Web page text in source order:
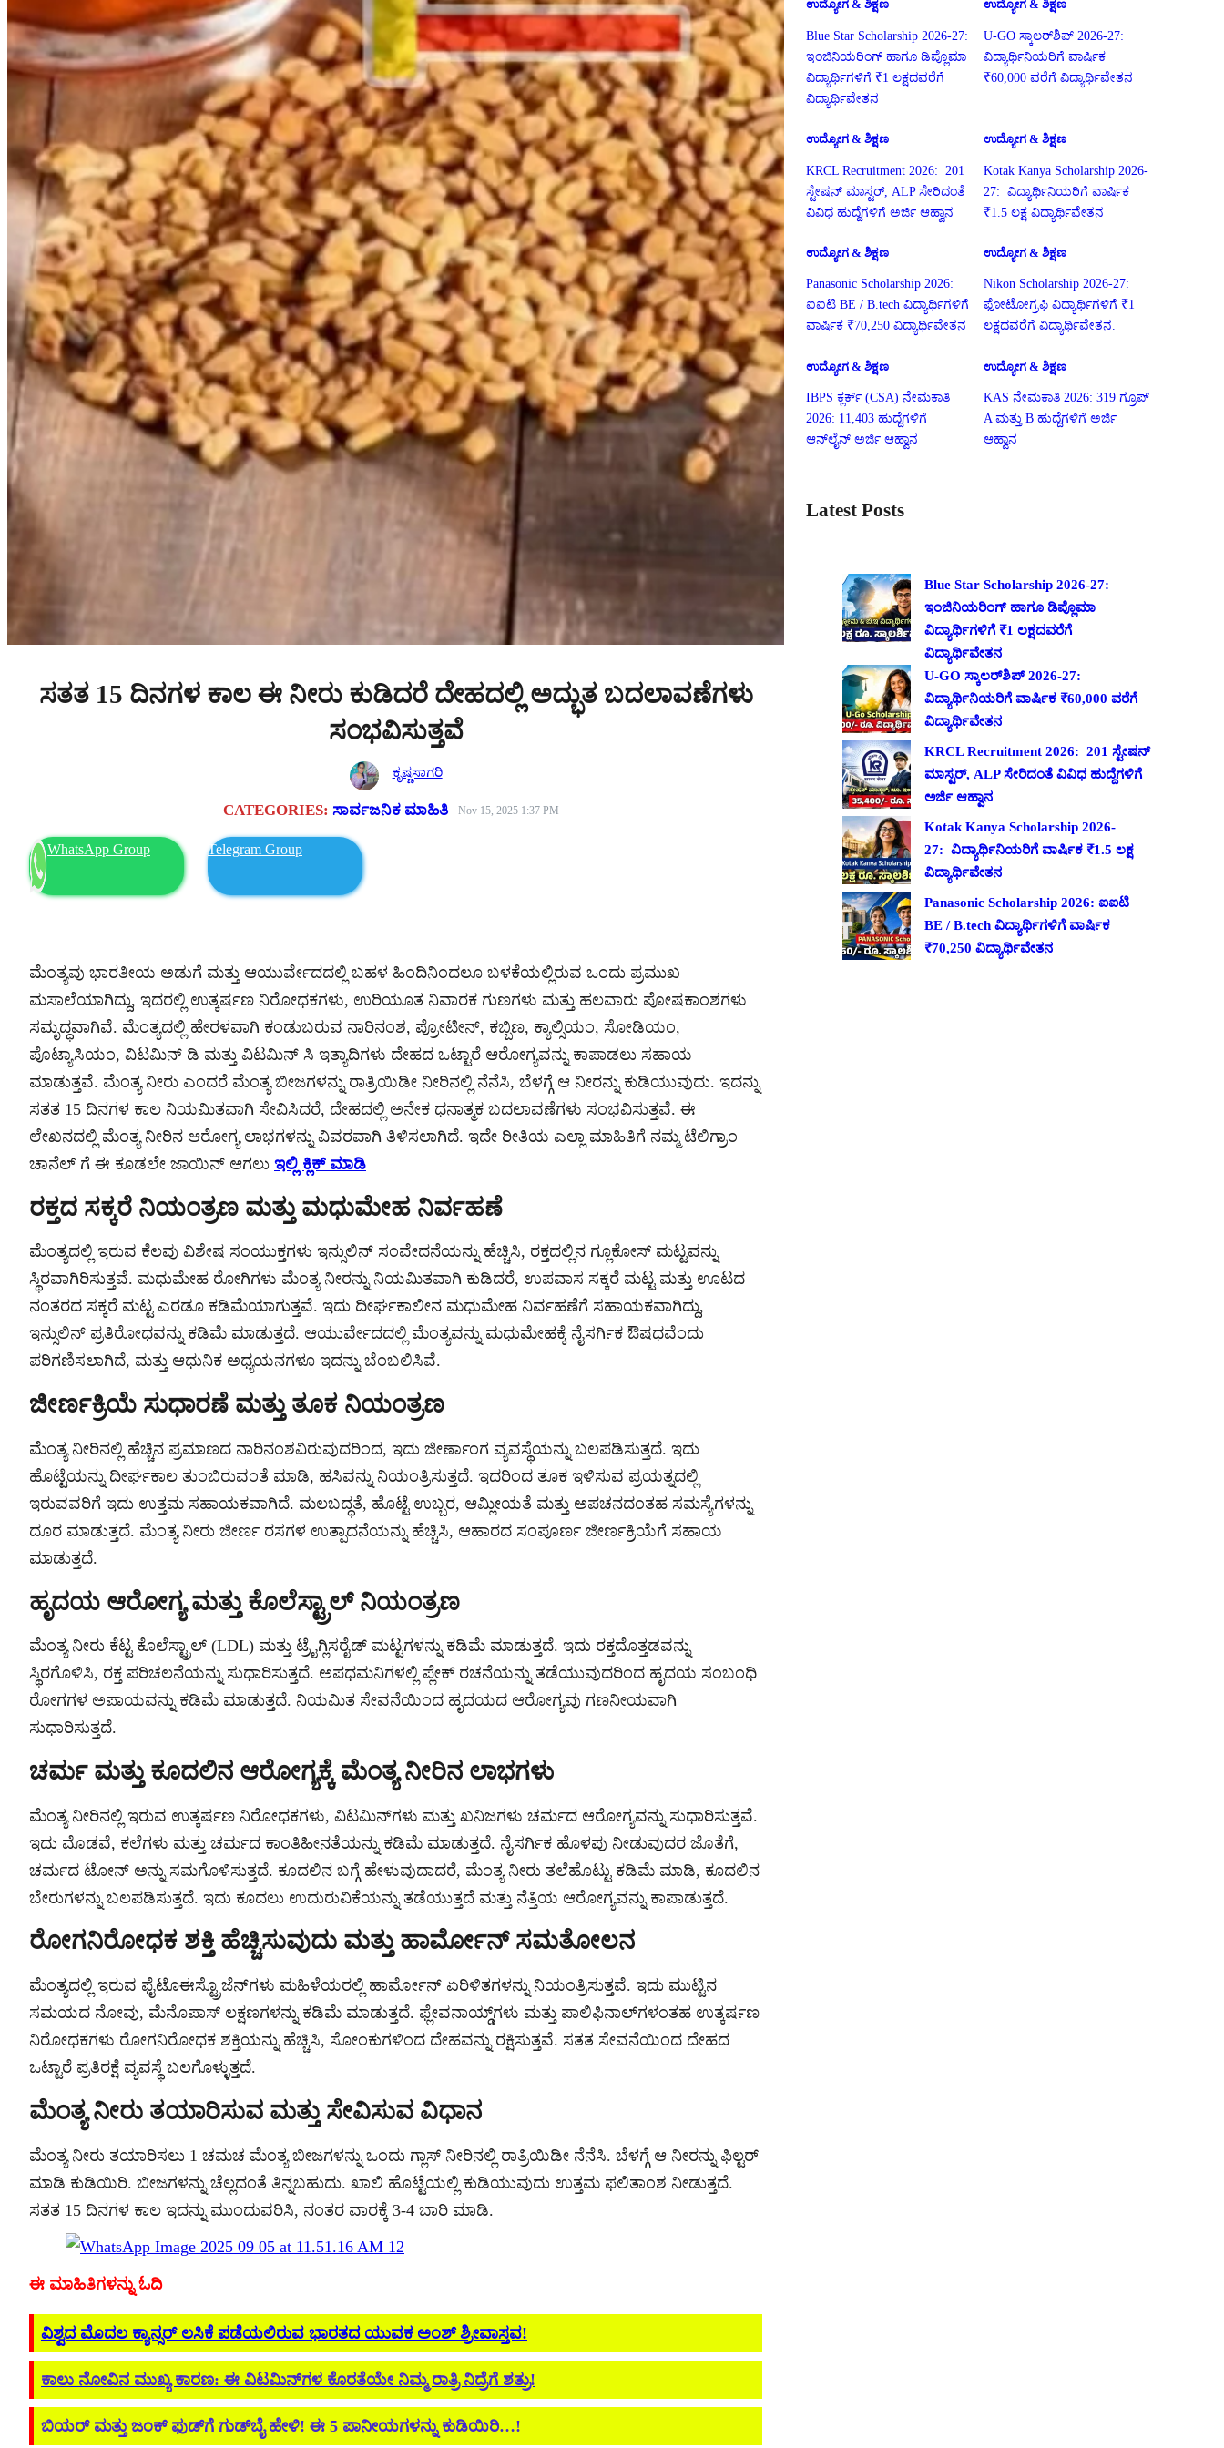
ಸತತ 15 ದಿನಗಳ ಕಾಲ ಈ ನೀರು ಕುಡಿದರೆ ದೇಹದಲ್ಲಿ ಅದ್ಭುತ ಬದಲಾವಣೆಗಳು
ಸಂಭವಿಸುತ್ತವೆ
ಕೃಷ್ಣಸಾಗರಿ
CATEGORIES: ಸಾರ್ವಜನಿಕ ಮಾಹಿತಿ Nov 15, 2025 1:37 PM
WhatsApp Group Telegram Group
ಮೆಂತ್ಯವು ಭಾರತೀಯ ಅಡುಗೆ ಮತ್ತು ಆಯುರ್ವೇದದಲ್ಲಿ ಬಹಳ ಹಿಂದಿನಿಂದಲೂ ಬಳಕೆಯಲ್ಲಿರುವ ಒಂದು ಪ್ರಮುಖ
ಮಸಾಲೆಯಾಗಿದ್ದು, ಇದರಲ್ಲಿ ಉತ್ಕರ್ಷಣ ನಿರೋಧಕಗಳು, ಉರಿಯೂತ ನಿವಾರಕ ಗುಣಗಳು ಮತ್ತು ಹಲವಾರು ಪೋಷಕಾಂಶಗಳು
ಸಮೃದ್ಧವಾಗಿವೆ. ಮೆಂತ್ಯದಲ್ಲಿ ಹೇರಳವಾಗಿ ಕಂಡುಬರುವ ನಾರಿನಂಶ, ಪ್ರೋಟೀನ್, ಕಬ್ಬಿಣ, ಕ್ಯಾಲ್ಸಿಯಂ, ಸೋಡಿಯಂ,
ಪೊಟ್ಯಾಸಿಯಂ, ವಿಟಮಿನ್ ಡಿ ಮತ್ತು ವಿಟಮಿನ್ ಸಿ ಇತ್ಯಾದಿಗಳು ದೇಹದ ಒಟ್ಟಾರೆ ಆರೋಗ್ಯವನ್ನು ಕಾಪಾಡಲು ಸಹಾಯ
ಮಾಡುತ್ತವೆ. ಮೆಂತ್ಯ ನೀರು ಎಂದರೆ ಮೆಂತ್ಯ ಬೀಜಗಳನ್ನು ರಾತ್ರಿಯಿಡೀ ನೀರಿನಲ್ಲಿ ನೆನೆಸಿ, ಬೆಳಗ್ಗೆ ಆ ನೀರನ್ನು ಕುಡಿಯುವುದು. ಇದನ್ನು
ಸತತ 15 ದಿನಗಳ ಕಾಲ ನಿಯಮಿತವಾಗಿ ಸೇವಿಸಿದರೆ, ದೇಹದಲ್ಲಿ ಅನೇಕ ಧನಾತ್ಮಕ ಬದಲಾವಣೆಗಳು ಸಂಭವಿಸುತ್ತವೆ. ಈ
ಲೇಖನದಲ್ಲಿ ಮೆಂತ್ಯ ನೀರಿನ ಆರೋಗ್ಯ ಲಾಭಗಳನ್ನು ವಿವರವಾಗಿ ತಿಳಿಸಲಾಗಿದೆ. ಇದೇ ರೀತಿಯ ಎಲ್ಲಾ ಮಾಹಿತಿಗೆ ನಮ್ಮ ಟೆಲಿಗ್ರಾಂ
ಚಾನೆಲ್ ಗೆ ಈ ಕೂಡಲೇ ಜಾಯಿನ್ ಆಗಲು ಇಲ್ಲಿ ಕ್ಲಿಕ್ ಮಾಡಿ
ರಕ್ತದ ಸಕ್ಕರೆ ನಿಯಂತ್ರಣ ಮತ್ತು ಮಧುಮೇಹ ನಿರ್ವಹಣೆ
ಮೆಂತ್ಯದಲ್ಲಿ ಇರುವ ಕೆಲವು ವಿಶೇಷ ಸಂಯುಕ್ತಗಳು ಇನ್ಸುಲಿನ್ ಸಂವೇದನೆಯನ್ನು ಹೆಚ್ಚಿಸಿ, ರಕ್ತದಲ್ಲಿನ ಗ್ಲೂಕೋಸ್ ಮಟ್ಟವನ್ನು
ಸ್ಥಿರವಾಗಿರಿಸುತ್ತವೆ. ಮಧುಮೇಹ ರೋಗಿಗಳು ಮೆಂತ್ಯ ನೀರನ್ನು ನಿಯಮಿತವಾಗಿ ಕುಡಿದರೆ, ಉಪವಾಸ ಸಕ್ಕರೆ ಮಟ್ಟ ಮತ್ತು ಊಟದ
ನಂತರದ ಸಕ್ಕರೆ ಮಟ್ಟ ಎರಡೂ ಕಡಿಮೆಯಾಗುತ್ತವೆ. ಇದು ದೀರ್ಘಕಾಲೀನ ಮಧುಮೇಹ ನಿರ್ವಹಣೆಗೆ ಸಹಾಯಕವಾಗಿದ್ದು,
ಇನ್ಸುಲಿನ್ ಪ್ರತಿರೋಧವನ್ನು ಕಡಿಮೆ ಮಾಡುತ್ತದೆ. ಆಯುರ್ವೇದದಲ್ಲಿ ಮೆಂತ್ಯವನ್ನು ಮಧುಮೇಹಕ್ಕೆ ನೈಸರ್ಗಿಕ ಔಷಧವೆಂದು
ಪರಿಗಣಿಸಲಾಗಿದೆ, ಮತ್ತು ಆಧುನಿಕ ಅಧ್ಯಯನಗಳೂ ಇದನ್ನು ಬೆಂಬಲಿಸಿವೆ.
ಜೀರ್ಣಕ್ರಿಯೆ ಸುಧಾರಣೆ ಮತ್ತು ತೂಕ ನಿಯಂತ್ರಣ
ಮೆಂತ್ಯ ನೀರಿನಲ್ಲಿ ಹೆಚ್ಚಿನ ಪ್ರಮಾಣದ ನಾರಿನಂಶವಿರುವುದರಿಂದ, ಇದು ಜೀರ್ಣಾಂಗ ವ್ಯವಸ್ಥೆಯನ್ನು ಬಲಪಡಿಸುತ್ತದೆ. ಇದು
ಹೊಟ್ಟೆಯನ್ನು ದೀರ್ಘಕಾಲ ತುಂಬಿರುವಂತೆ ಮಾಡಿ, ಹಸಿವನ್ನು ನಿಯಂತ್ರಿಸುತ್ತದೆ. ಇದರಿಂದ ತೂಕ ಇಳಿಸುವ ಪ್ರಯತ್ನದಲ್ಲಿ
ಇರುವವರಿಗೆ ಇದು ಉತ್ತಮ ಸಹಾಯಕವಾಗಿದೆ. ಮಲಬದ್ಧತೆ, ಹೊಟ್ಟೆ ಉಬ್ಬರ, ಆಮ್ಲೀಯತೆ ಮತ್ತು ಅಪಚನದಂತಹ ಸಮಸ್ಯೆಗಳನ್ನು
ದೂರ ಮಾಡುತ್ತದೆ. ಮೆಂತ್ಯ ನೀರು ಜೀರ್ಣ ರಸಗಳ ಉತ್ಪಾದನೆಯನ್ನು ಹೆಚ್ಚಿಸಿ, ಆಹಾರದ ಸಂಪೂರ್ಣ ಜೀರ್ಣಕ್ರಿಯೆಗೆ ಸಹಾಯ
ಮಾಡುತ್ತದೆ.
ಹೃದಯ ಆರೋಗ್ಯ ಮತ್ತು ಕೊಲೆಸ್ಟ್ರಾಲ್ ನಿಯಂತ್ರಣ
ಮೆಂತ್ಯ ನೀರು ಕೆಟ್ಟ ಕೊಲೆಸ್ಟ್ರಾಲ್ (LDL) ಮತ್ತು ಟ್ರೈಗ್ಲಿಸರೈಡ್ ಮಟ್ಟಗಳನ್ನು ಕಡಿಮೆ ಮಾಡುತ್ತದೆ. ಇದು ರಕ್ತದೊತ್ತಡವನ್ನು
ಸ್ಥಿರಗೊಳಿಸಿ, ರಕ್ತ ಪರಿಚಲನೆಯನ್ನು ಸುಧಾರಿಸುತ್ತದೆ. ಅಪಧಮನಿಗಳಲ್ಲಿ ಪ್ಲೇಕ್ ರಚನೆಯನ್ನು ತಡೆಯುವುದರಿಂದ ಹೃದಯ ಸಂಬಂಧಿ
ರೋಗಗಳ ಅಪಾಯವನ್ನು ಕಡಿಮೆ ಮಾಡುತ್ತದೆ. ನಿಯಮಿತ ಸೇವನೆಯಿಂದ ಹೃದಯದ ಆರೋಗ್ಯವು ಗಣನೀಯವಾಗಿ
ಸುಧಾರಿಸುತ್ತದೆ.
ಚರ್ಮ ಮತ್ತು ಕೂದಲಿನ ಆರೋಗ್ಯಕ್ಕೆ ಮೆಂತ್ಯ ನೀರಿನ ಲಾಭಗಳು
ಮೆಂತ್ಯ ನೀರಿನಲ್ಲಿ ಇರುವ ಉತ್ಕರ್ಷಣ ನಿರೋಧಕಗಳು, ವಿಟಮಿನ್‌ಗಳು ಮತ್ತು ಖನಿಜಗಳು ಚರ್ಮದ ಆರೋಗ್ಯವನ್ನು ಸುಧಾರಿಸುತ್ತವೆ.
ಇದು ಮೊಡವೆ, ಕಲೆಗಳು ಮತ್ತು ಚರ್ಮದ ಕಾಂತಿಹೀನತೆಯನ್ನು ಕಡಿಮೆ ಮಾಡುತ್ತದೆ. ನೈಸರ್ಗಿಕ ಹೊಳಪು ನೀಡುವುದರ ಜೊತೆಗೆ,
ಚರ್ಮದ ಟೋನ್ ಅನ್ನು ಸಮಗೊಳಿಸುತ್ತದೆ. ಕೂದಲಿನ ಬಗ್ಗೆ ಹೇಳುವುದಾದರೆ, ಮೆಂತ್ಯ ನೀರು ತಲೆಹೊಟ್ಟು ಕಡಿಮೆ ಮಾಡಿ, ಕೂದಲಿನ
ಬೇರುಗಳನ್ನು ಬಲಪಡಿಸುತ್ತದೆ. ಇದು ಕೂದಲು ಉದುರುವಿಕೆಯನ್ನು ತಡೆಯುತ್ತದೆ ಮತ್ತು ನೆತ್ತಿಯ ಆರೋಗ್ಯವನ್ನು ಕಾಪಾಡುತ್ತದೆ.
ರೋಗನಿರೋಧಕ ಶಕ್ತಿ ಹೆಚ್ಚಿಸುವುದು ಮತ್ತು ಹಾರ್ಮೋನ್ ಸಮತೋಲನ
ಮೆಂತ್ಯದಲ್ಲಿ ಇರುವ ಫೈಟೊಈಸ್ಟ್ರೊಜೆನ್‌ಗಳು ಮಹಿಳೆಯರಲ್ಲಿ ಹಾರ್ಮೋನ್ ಏರಿಳಿತಗಳನ್ನು ನಿಯಂತ್ರಿಸುತ್ತವೆ. ಇದು ಮುಟ್ಟಿನ
ಸಮಯದ ನೋವು, ಮೆನೊಪಾಸ್ ಲಕ್ಷಣಗಳನ್ನು ಕಡಿಮೆ ಮಾಡುತ್ತದೆ. ಫ್ಲೇವನಾಯ್ಡ್‌ಗಳು ಮತ್ತು ಪಾಲಿಫಿನಾಲ್‌ಗಳಂತಹ ಉತ್ಕರ್ಷಣ
ನಿರೋಧಕಗಳು ರೋಗನಿರೋಧಕ ಶಕ್ತಿಯನ್ನು ಹೆಚ್ಚಿಸಿ, ಸೋಂಕುಗಳಿಂದ ದೇಹವನ್ನು ರಕ್ಷಿಸುತ್ತವೆ. ಸತತ ಸೇವನೆಯಿಂದ ದೇಹದ
ಒಟ್ಟಾರೆ ಪ್ರತಿರಕ್ಷೆ ವ್ಯವಸ್ಥೆ ಬಲಗೊಳ್ಳುತ್ತದೆ.
ಮೆಂತ್ಯ ನೀರು ತಯಾರಿಸುವ ಮತ್ತು ಸೇವಿಸುವ ವಿಧಾನ
ಮೆಂತ್ಯ ನೀರು ತಯಾರಿಸಲು 1 ಚಮಚ ಮೆಂತ್ಯ ಬೀಜಗಳನ್ನು ಒಂದು ಗ್ಲಾಸ್ ನೀರಿನಲ್ಲಿ ರಾತ್ರಿಯಿಡೀ ನೆನೆಸಿ. ಬೆಳಗ್ಗೆ ಆ ನೀರನ್ನು ಫಿಲ್ಟರ್
ಮಾಡಿ ಕುಡಿಯಿರಿ. ಬೀಜಗಳನ್ನು ಚೆಲ್ಲದಂತೆ ತಿನ್ನಬಹುದು. ಖಾಲಿ ಹೊಟ್ಟೆಯಲ್ಲಿ ಕುಡಿಯುವುದು ಉತ್ತಮ ಫಲಿತಾಂಶ ನೀಡುತ್ತದೆ.
ಸತತ 15 ದಿನಗಳ ಕಾಲ ಇದನ್ನು ಮುಂದುವರಿಸಿ, ನಂತರ ವಾರಕ್ಕೆ 3-4 ಬಾರಿ ಮಾಡಿ.
ಈ ಮಾಹಿತಿಗಳನ್ನು ಓದಿ
ವಿಶ್ವದ ಮೊದಲ ಕ್ಯಾನ್ಸರ್ ಲಸಿಕೆ ಪಡೆಯಲಿರುವ ಭಾರತದ ಯುವಕ ಅಂಶ್ ಶ್ರೀವಾಸ್ತವ!
ಕಾಲು ನೋವಿನ ಮುಖ್ಯ ಕಾರಣ: ಈ ವಿಟಮಿನ್‌ಗಳ ಕೊರತೆಯೇ ನಿಮ್ಮ ರಾತ್ರಿ ನಿದ್ರೆಗೆ ಶತ್ರು!
ಬಿಯರ್ ಮತ್ತು ಜಂಕ್ ಫುಡ್‌ಗೆ ಗುಡ್‌ಬೈ ಹೇಳಿ! ಈ 5 ಪಾನೀಯಗಳನ್ನು ಕುಡಿಯಿರಿ…!
ಉದ್ಯೋಗ & ಶಿಕ್ಷಣ
Blue Star Scholarship 2026-27:
ಇಂಜಿನಿಯರಿಂಗ್ ಹಾಗೂ ಡಿಪ್ಲೊಮಾ
ವಿದ್ಯಾರ್ಥಿಗಳಿಗೆ ₹1 ಲಕ್ಷದವರೆಗೆ
ವಿದ್ಯಾರ್ಥಿವೇತನ
ಉದ್ಯೋಗ & ಶಿಕ್ಷಣ
U-GO ಸ್ಕಾಲರ್‌ಶಿಪ್ 2026-27:
ವಿದ್ಯಾರ್ಥಿನಿಯರಿಗೆ ವಾರ್ಷಿಕ
₹60,000 ವರೆಗೆ ವಿದ್ಯಾರ್ಥಿವೇತನ
ಉದ್ಯೋಗ & ಶಿಕ್ಷಣ
KRCL Recruitment 2026: 201
ಸ್ಟೇಷನ್ ಮಾಸ್ಟರ್, ALP ಸೇರಿದಂತೆ
ವಿವಿಧ ಹುದ್ದೆಗಳಿಗೆ ಅರ್ಜಿ ಆಹ್ವಾನ
ಉದ್ಯೋಗ & ಶಿಕ್ಷಣ
Kotak Kanya Scholarship 2026-
27: ವಿದ್ಯಾರ್ಥಿನಿಯರಿಗೆ ವಾರ್ಷಿಕ
₹1.5 ಲಕ್ಷ ವಿದ್ಯಾರ್ಥಿವೇತನ
ಉದ್ಯೋಗ & ಶಿಕ್ಷಣ
Panasonic Scholarship 2026:
ಐಐಟಿ BE / B.tech ವಿದ್ಯಾರ್ಥಿಗಳಿಗೆ
ವಾರ್ಷಿಕ ₹70,250 ವಿದ್ಯಾರ್ಥಿವೇತನ
ಉದ್ಯೋಗ & ಶಿಕ್ಷಣ
Nikon Scholarship 2026-27:
ಫೋಟೋಗ್ರಫಿ ವಿದ್ಯಾರ್ಥಿಗಳಿಗೆ ₹1
ಲಕ್ಷದವರೆಗೆ ವಿದ್ಯಾರ್ಥಿವೇತನ.
ಉದ್ಯೋಗ & ಶಿಕ್ಷಣ
IBPS ಕ್ಲರ್ಕ್ (CSA) ನೇಮಕಾತಿ
2026: 11,403 ಹುದ್ದೆಗಳಿಗೆ
ಆನ್‌ಲೈನ್ ಅರ್ಜಿ ಆಹ್ವಾನ
ಉದ್ಯೋಗ & ಶಿಕ್ಷಣ
KAS ನೇಮಕಾತಿ 2026: 319 ಗ್ರೂಪ್
A ಮತ್ತು B ಹುದ್ದೆಗಳಿಗೆ ಅರ್ಜಿ
ಆಹ್ವಾನ
Latest Posts
Blue Star Scholarship 2026-27:
ಇಂಜಿನಿಯರಿಂಗ್ ಹಾಗೂ ಡಿಪ್ಲೊಮಾ
ವಿದ್ಯಾರ್ಥಿಗಳಿಗೆ ₹1 ಲಕ್ಷದವರೆಗೆ
ವಿದ್ಯಾರ್ಥಿವೇತನ
U-GO ಸ್ಕಾಲರ್‌ಶಿಪ್ 2026-27:
ವಿದ್ಯಾರ್ಥಿನಿಯರಿಗೆ ವಾರ್ಷಿಕ ₹60,000 ವರೆಗೆ
ವಿದ್ಯಾರ್ಥಿವೇತನ
KRCL Recruitment 2026: 201 ಸ್ಟೇಷನ್
ಮಾಸ್ಟರ್, ALP ಸೇರಿದಂತೆ ವಿವಿಧ ಹುದ್ದೆಗಳಿಗೆ
ಅರ್ಜಿ ಆಹ್ವಾನ
Kotak Kanya Scholarship 2026-
27: ವಿದ್ಯಾರ್ಥಿನಿಯರಿಗೆ ವಾರ್ಷಿಕ ₹1.5 ಲಕ್ಷ
ವಿದ್ಯಾರ್ಥಿವೇತನ
Panasonic Scholarship 2026: ಐಐಟಿ
BE / B.tech ವಿದ್ಯಾರ್ಥಿಗಳಿಗೆ ವಾರ್ಷಿಕ
₹70,250 ವಿದ್ಯಾರ್ಥಿವೇತನ